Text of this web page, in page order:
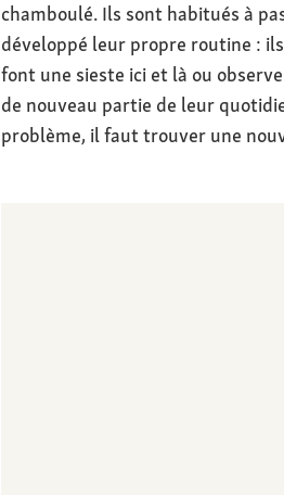
chamboulé. Ils sont habitués à
développé leur propre routine :
font une sieste ici et là ou
de nouveau partie de leur
problème, il faut trouver une